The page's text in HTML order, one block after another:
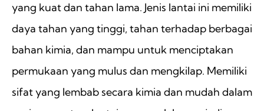
yang kuat dan tahan lama. Jenis lantai ini memiliki
daya tahan yang tinggi, tahan terhadap berbagai
bahan kimia, dan mampu untuk menciptakan
permukaan yang mulus dan mengkilap. Memiliki
sifat yang lembab secara kimia dan mudah dalam